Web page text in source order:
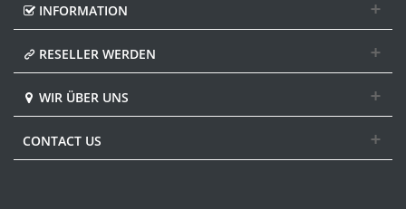
INFORMATION
RESELLER WERDEN
WIR ÜBER UNS
CONTACT US